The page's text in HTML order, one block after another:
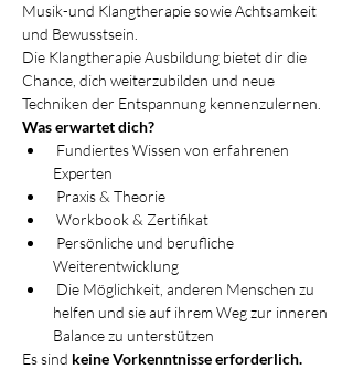
Musik-und Klangtherapie sowie Achtsamkeit
und Bewusstsein.
Die Klangtherapie Ausbildung bietet dir die
Chance, dich weiterzubilden und neue
Techniken der Entspannung kennenzulernen.
Was erwartet dich?
Fundiertes Wissen von erfahrenen
Experten
Praxis & Theorie
Workbook & Zertifikat
Persönliche und berufliche
Weiterentwicklung
Die Möglichkeit, anderen Menschen zu
helfen und sie auf ihrem Weg zur inneren
Balance zu unterstützen
Es sind keine Vorkenntnisse erforderlich.